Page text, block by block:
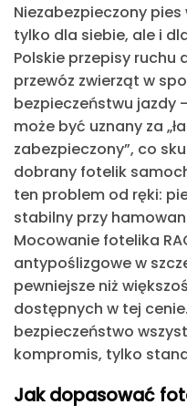
Niezabezpieczony
tylko dla siebie, ale i
Polskie przepisy ruchu
przewóz zwierząt w
bezpieczeństwu jazdy
może być uznany za
zabezpieczony”, co
dobrany fotelik
ten problem od ręki:
stabilny przy
Mocowanie fotelika
antypoślizgowe w
pewniejsze niż
dostępnych w tej
bezpieczeństwo
kompromis, tylko
Jak dopasować